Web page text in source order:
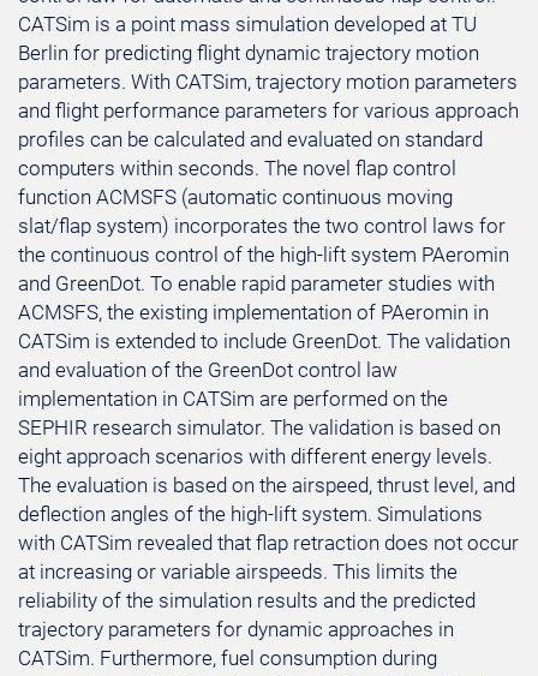
CATSim is a point mass simulation developed at TU
Berlin for predicting flight dynamic trajectory motion
parameters. With CATSim, trajectory motion parameters
and flight performance parameters for various approach
profiles can be calculated and evaluated on standard
computers within seconds. The novel flap control
function ACMSFS (automatic continuous moving
slat/flap system) incorporates the two control laws for
the continuous control of the high-lift system PAeromin
and GreenDot. To enable rapid parameter studies with
ACMSFS, the existing implementation of PAeromin in
CATSim is extended to include GreenDot. The validation
and evaluation of the GreenDot control law
implementation in CATSim are performed on the
SEPHIR research simulator. The validation is based on
eight approach scenarios with different energy levels.
The evaluation is based on the airspeed, thrust level, and
deflection angles of the high-lift system. Simulations
with CATSim revealed that flap retraction does not occur
at increasing or variable airspeeds. This limits the
reliability of the simulation results and the predicted
trajectory parameters for dynamic approaches in
CATSim. Furthermore, fuel consumption during